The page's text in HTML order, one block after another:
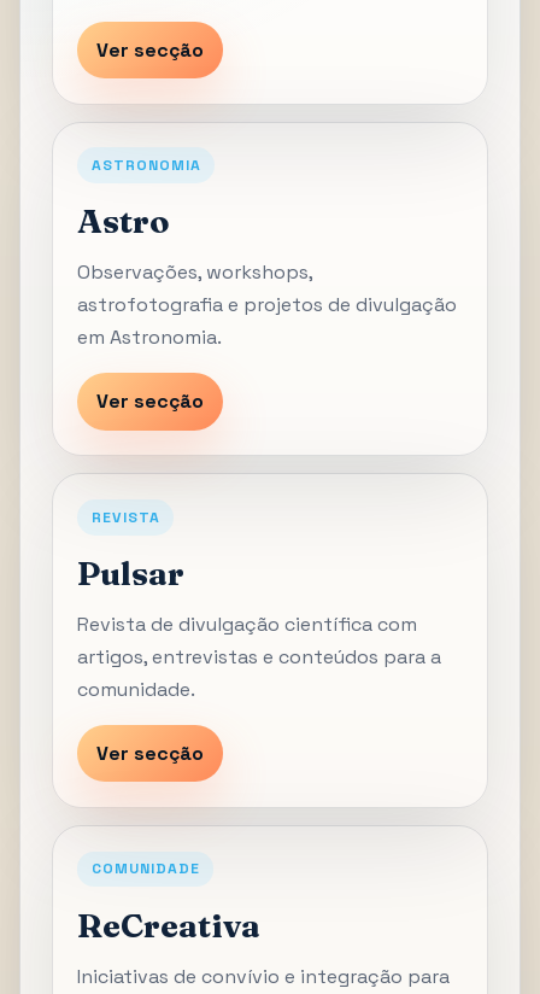
Ver secção
ASTRONOMIA
Astro
Observações, workshops,
astrofotografia e projetos de divulgação
em Astronomia.
Ver secção
REVISTA
Pulsar
Revista de divulgação científica com
artigos, entrevistas e conteúdos para a
comunidade.
Ver secção
COMUNIDADE
ReCreativa
Iniciativas de convívio e integração para